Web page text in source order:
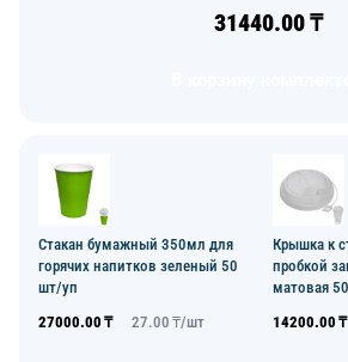
31440.00₸
Стакан бумажный 350мл для
горячих напитков зеленый 50
шт/уп
27000.00 ₸ 27.00 ₸/шт
Крышка к
пробкой
матовая
14200.00 ₸